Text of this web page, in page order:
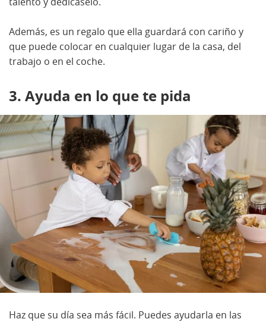
Además, es un regalo que ella guardará con cariño y
que puede colocar en cualquier lugar de la casa, del
trabajo o en el coche.
3. Ayuda en lo que te pida
Haz que su día sea más fácil. Puedes ayudarla en las